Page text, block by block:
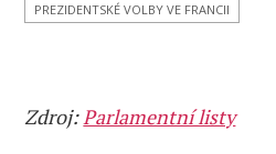
PREZIDENTSKÉ VOLBY VE FRANCII
Zdroj:Parlamentní listy